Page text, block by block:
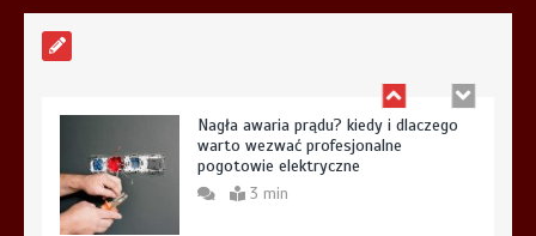
Nagła awaria prądu? kiedy i dlaczego
warto wezwać profesjonalne
pogotowie elektryczne
3 min